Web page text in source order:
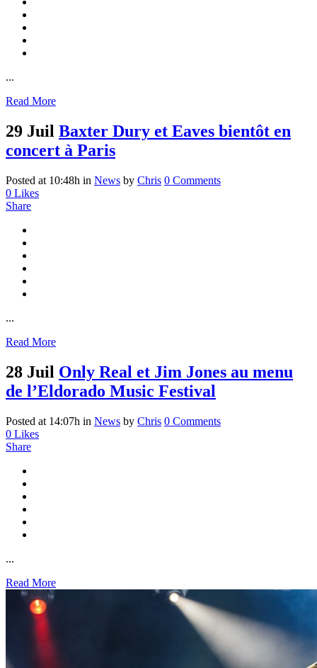
...
Read More
29 Juil Baxter Dury et Eaves bientôt en
concert à Paris
Posted at 10:48h in News by Chris 0 Comments
0 Likes
Share
...
Read More
28 Juil Only Real et Jim Jones au menu
de l’Eldorado Music Festival
Posted at 14:07h in News by Chris 0 Comments
0 Likes
Share
...
Read More